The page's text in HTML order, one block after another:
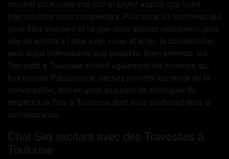
montrer sous votre vrai jour et soyez assuré que votre
interlocutrice vous comprendra. Plus vous lui montrerez qui
vous êtes vraiment et ce que vous désirez réellement, plus
elle se sentira à l’aise avec vous, et ainsi, la conversation
sera aussi intéressante que possible. Bien entendu, les
Travestis à Toulouse aiment également les hommes qui
font preuve d’assurance: sachez prendre les rênes de la
conversation, tout en vous assurant de témoigner du
respect à la Trav à Toulouse dont vous souhaitez faire la
connaissance.
Chat Sex excitant avec des Travesties à
Toulouse